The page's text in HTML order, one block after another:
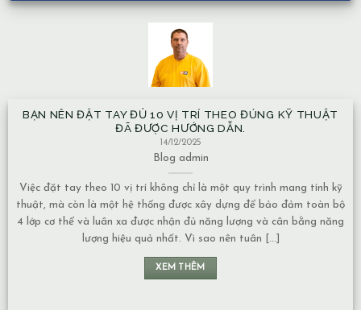
BẠN NÊN ĐẶT TAY ĐỦ 10 VỊ TRÍ THEO ĐÚNG KỸ THUẬT
ĐÃ ĐƯỢC HƯỚNG DẪN.
14/12/2025
Blog admin
Việc đặt tay theo 10 vị trí không chỉ là một quy trình mang tính kỹ
thuật, mà còn là một hệ thống được xây dựng để bảo đảm toàn bộ
4 lớp cơ thể và luân xa được nhận đủ năng lượng và cân bằng năng
lượng hiệu quả nhất. Vì sao nên tuân [...]
XEM THÊM